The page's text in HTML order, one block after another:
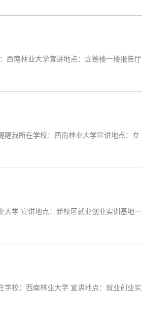
西南林业大学宣讲地点：立德楼一楼报告厅
大学 宣讲地点：新校区就业创业实训基地一
学校：西南林业大学 宣讲地点：就业创业实